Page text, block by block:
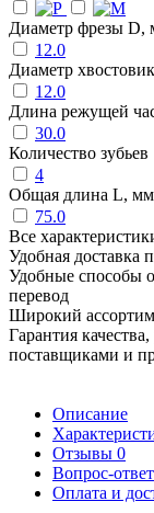
Диаметр фрезы D,
12.0
Диаметр
12.0
Длина режущей
30.0
Количество зубьев
4
Общая длина L, мм
75.0
Все
Удобная доставка
Удобные способы
перевод
Широкий
Гарантия
поставщиками и
Описание
Отзывы 0
Вопрос-ответ
Оплата и